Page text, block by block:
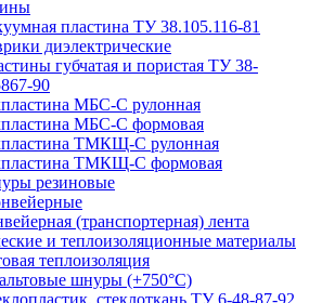
пластина ТУ 38.105.116-81
диэлектрические
губчатая и пористая ТУ 38-
90
МБС-С рулонная
МБС-С формовая
ТМКЩ-С рулонная
ТМКЩ-С формовая
резиновые
(транспортерная) лента
и теплоизоляционные материалы
теплоизоляция
шнуры (+750°С)
стеклоткань ТУ 6-48-87-92